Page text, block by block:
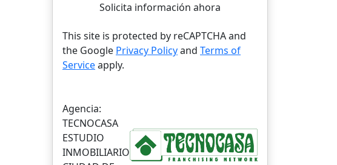
Solicita información ahora
This site is protected by reCAPTCHA and
the Google Privacy Policyand Terms of
Serviceapply.
Agencia:
TECNOCASA
ESTUDIO
INMOBILIARIO